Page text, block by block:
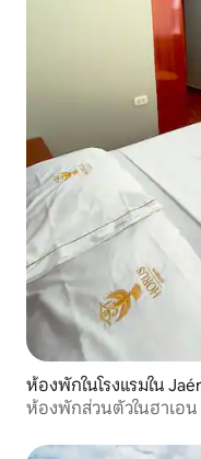
ห้องพักในโรงแรมใน
ห้องพักส่วนตัวในฮาเอน